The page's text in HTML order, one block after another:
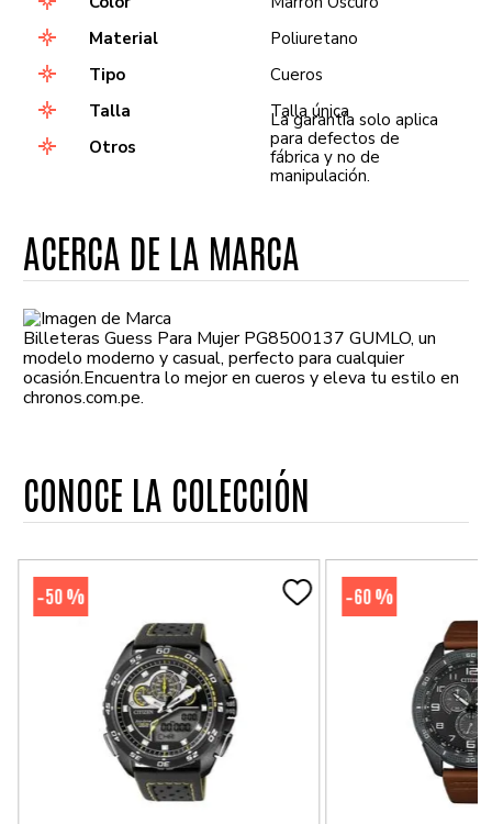
Material
Poliuretano
Tipo
Cueros
Talla
Talla única
Otros
La garantía solo aplica
para defectos de
fábrica y no de
manipulación.
ACERCA DE LA MARCA
Billeteras Guess Para Mujer PG8500137 GUMLO, un
modelo moderno y casual, perfecto para cualquier
ocasión.Encuentra lo mejor en cueros y eleva tu estilo en
chronos.com.pe.
CONOCE LA COLECCIÓN
-50 % -60 %